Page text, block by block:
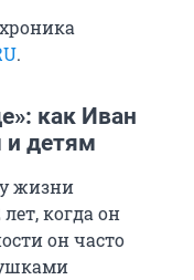
.
как Иван
и детям
жизни
когда он
он часто